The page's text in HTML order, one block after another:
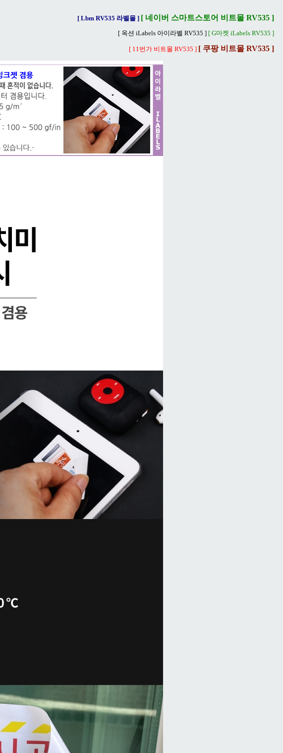
[ Lbm RV535 라벨몰 ] [ 네이버 스마트스토어 비트몰 RV535 ]
[ 옥션 iLabels 아이라벨 RV535 ] [ G마켓 iLabels RV535 ]
[ 11번가 비트몰 RV535 ] [ 쿠팡 비트몰 RV535 ]